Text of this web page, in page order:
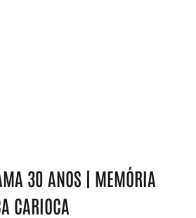
30 ANOS | MEMÓRIA
CARIOCA